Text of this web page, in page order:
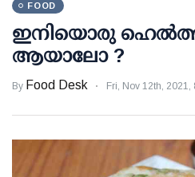
FOOD
ഇനിയൊരു
ആയാലോ ?
By Food Desk Fri, Nov 12th, 2021,